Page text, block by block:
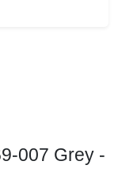
007 Grey -